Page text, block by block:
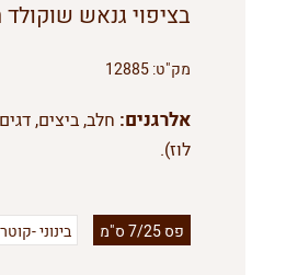
בציפוי גנאש שוקולד
מק"ט:12885
אלרגנים: חלב, ביצים,
לוז).
פס 7/25 ס"מ בינוני -קוטר 20 ס"מ